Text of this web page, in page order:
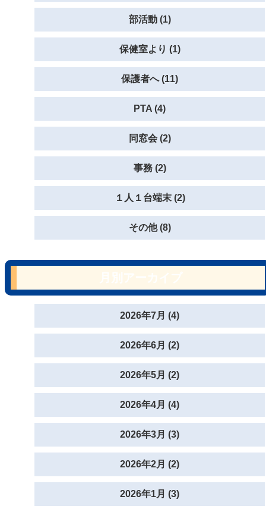
部活動 (1)
保健室より (1)
保護者へ (11)
PTA (4)
同窓会 (2)
事務 (2)
１人１台端末 (2)
その他 (8)
2026年7月 (4)
2026年6月 (2)
2026年5月 (2)
2026年4月 (4)
2026年3月 (3)
2026年2月 (2)
2026年1月 (3)